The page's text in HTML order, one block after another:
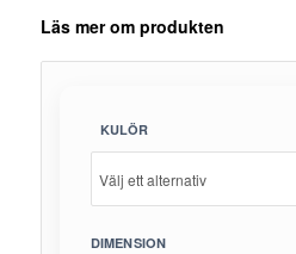
Läs mer om produkten
KULÖR
DIMENSION